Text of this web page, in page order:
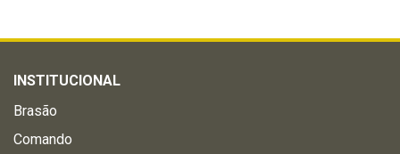
INSTITUCIONAL
Brasão
Comando